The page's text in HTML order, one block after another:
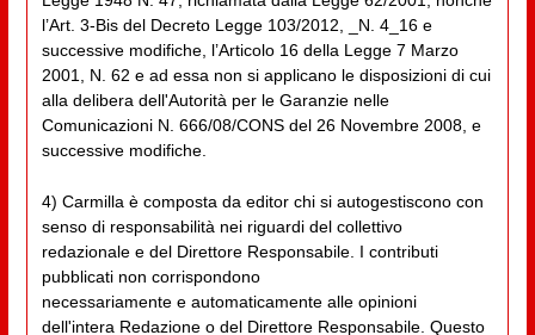
l’Art. 3-Bis del Decreto Legge 103/2012, _N. 4_16 e
successive modifiche, l’Articolo 16 della Legge 7 Marzo
2001, N. 62 e ad essa non si applicano le disposizioni di cui
alla delibera dell'Autorità per le Garanzie nelle
Comunicazioni N. 666/08/CONS del 26 Novembre 2008, e
successive modifiche.
4) Carmilla è composta da editor chi si autogestiscono con
senso di responsabilità nei riguardi del collettivo
redazionale e del Direttore Responsabile. I contributi
pubblicati non corrispondono
necessariamente e automaticamente alle opinioni
dell'intera Redazione o del Direttore Responsabile. Questo